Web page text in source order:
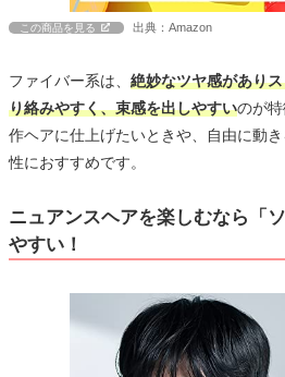
この商品を見る 出典：Amazon
ファイバー系は、 絶妙なツヤ感があり
り絡みやすく、束感を出しやすいのが
作ヘアに仕上げたいときや、自由に動
性におすすめです。
ニュアンスヘアを楽しむなら「
やすい！